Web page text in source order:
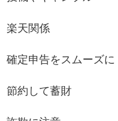
楽天関係
確定申告をスムーズに
節約して蓄財